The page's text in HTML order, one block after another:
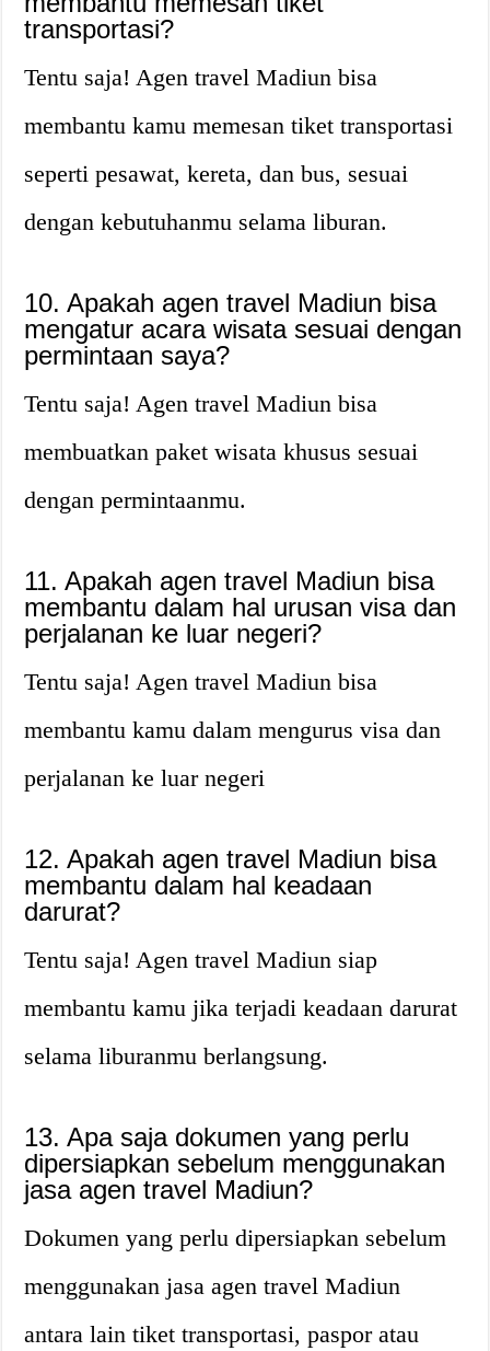
transportasi?
Tentu saja! Agen travel Madiun bisa
membantu kamu memesan tiket transportasi
seperti pesawat, kereta, dan bus, sesuai
dengan kebutuhanmu selama liburan.
10. Apakah agen travel Madiun bisa
mengatur acara wisata sesuai dengan
permintaan saya?
Tentu saja! Agen travel Madiun bisa
membuatkan paket wisata khusus sesuai
dengan permintaanmu.
11. Apakah agen travel Madiun bisa
membantu dalam hal urusan visa dan
perjalanan ke luar negeri?
Tentu saja! Agen travel Madiun bisa
membantu kamu dalam mengurus visa dan
perjalanan ke luar negeri
12. Apakah agen travel Madiun bisa
membantu dalam hal keadaan
darurat?
Tentu saja! Agen travel Madiun siap
membantu kamu jika terjadi keadaan darurat
selama liburanmu berlangsung.
13. Apa saja dokumen yang perlu
dipersiapkan sebelum menggunakan
jasa agen travel Madiun?
Dokumen yang perlu dipersiapkan sebelum
menggunakan jasa agen travel Madiun
antara lain tiket transportasi, paspor atau